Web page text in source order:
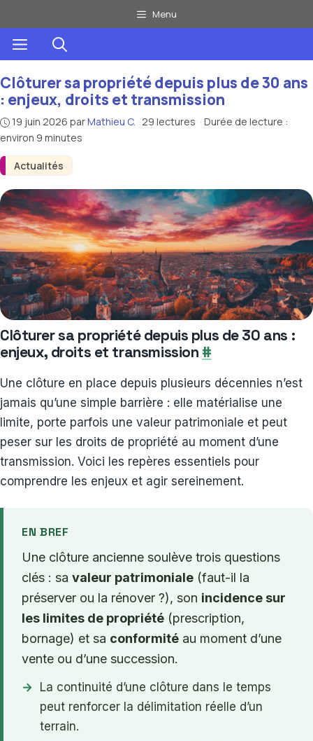
au
contenu
Menu
Menu
Actualités
Clôturer sa propriété depuis plus de 30 ans
: enjeux, droits et transmission
19 juin 2026 parMathieu C. · 29 lectures · Durée de lecture :
environ 9 minutes
Clôturer sa propriété depuis plus de 30 ans :
enjeux, droits et transmission #
Une clôture en place depuis plusieurs décennies n’est
jamais qu’une simple barrière : elle matérialise une
limite, porte parfois une valeur patrimoniale et peut
peser sur les droits de propriété au moment d’une
transmission. Voici les repères essentiels pour
comprendre les enjeux et agir sereinement.
EN BREF
Une clôture ancienne soulève trois questions
clés : sa valeur patrimoniale (faut-il la
préserver ou la rénover ?), son incidence sur
les limites de propriété (prescription,
bornage) et sa conformité au moment d’une
vente ou d’une succession.
La continuité d’une clôture dans le temps
peut renforcer la délimitation réelle d’un
terrain.